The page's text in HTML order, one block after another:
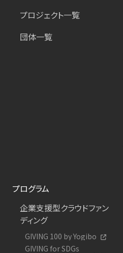
プロジェクト一覧
団体一覧
プログラム
企業支援型クラウドファン
ディング
GIVING 100 by Yogibo
GIVING for SDGs